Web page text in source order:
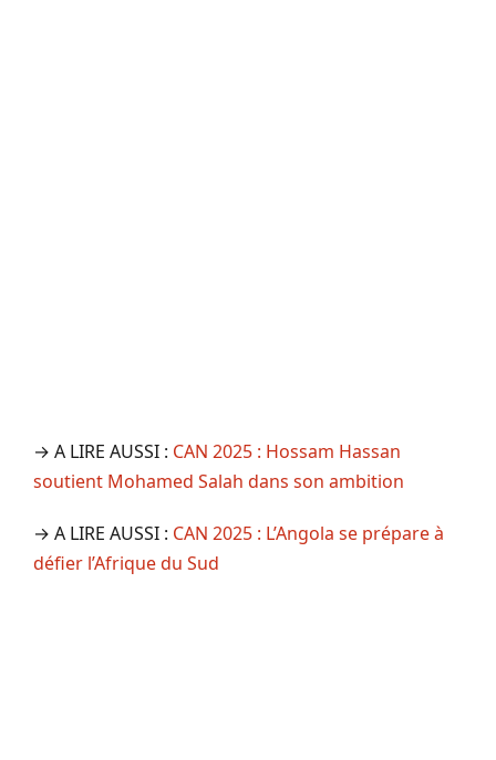
→ A LIRE AUSSI : CAN 2025 : Hossam Hassan
soutient Mohamed Salah dans son ambition
→ A LIRE AUSSI : CAN 2025 : L’Angola se prépare à
défier l’Afrique du Sud